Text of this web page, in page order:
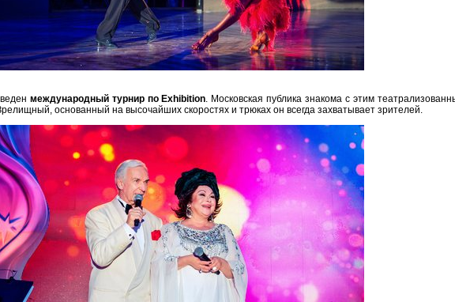
международный турнир по Exhibition. Московская публика знакома с этим
основанный на высочайших скоростях и трюках он всегда захватывает зрителей.